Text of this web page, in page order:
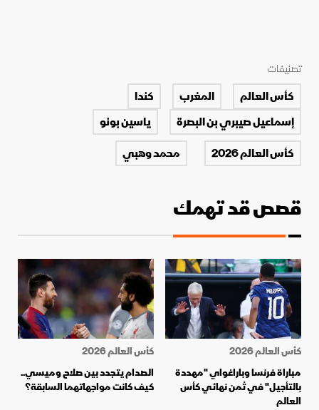
تصنيفات
كأس العالم المغرب
كندا
إسماعيل صيبري بن البصرة
ياسين بونو
كأس العالم 2026
محمد وهبي
قصص قد تهمك
كأس العالم 2026
مباراة فرنسا وباراغواي "مهددة
بالتأجيل" في ثمن نهائي كأس
العالم
كأس العالم 2026
الصدام يتجدد بين صلاح وميسي..
كيف كانت مواجهاتهما السابقة؟